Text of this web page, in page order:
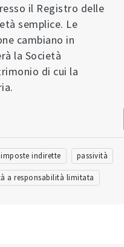
il Registro delle
semplice. Le
cambiano in
la Società
di cui la
imposte indirette passività
a responsabilità limitata